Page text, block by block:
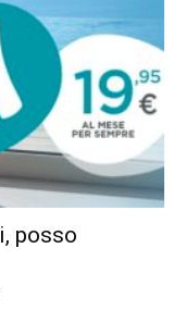
posso